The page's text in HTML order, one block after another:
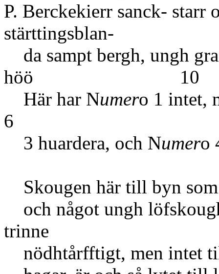
P. Berckekierr sanck- starr
stärttingsblan-
da sampt bergh, ungh
höö 10
Här har Numero 1 intet,
6
3 huardera, och Numero
Skougen här till byn som
och något ungh
trinne
nödhtårfftigt, men intet